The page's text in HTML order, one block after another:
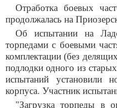
Отработка боевых
продолжалась на
Об испытании на
торпедами с боевыми
комплектации (без
подлодки одного из
испытаний установили
корпуса. Участник
"Загрузка торпеды в